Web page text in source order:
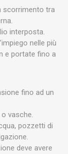
scorrimento tra
interposta.
nelle più
e portate fino a
fino ad un
vasche.
pozzetti di
deve avere